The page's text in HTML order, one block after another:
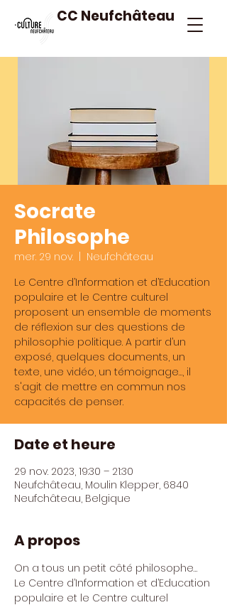
CC Neufchâteau
Socrate
Philosophe
mer. 29 nov.
Neufchâteau
Le Centre d’Information et d’Education
populaire et le Centre culturel
proposent un ensemble de moments
de réflexion sur des questions de
philosophie politique. A partir d’un
exposé, quelques documents, un
texte, une vidéo, un témoignage…, il
s'agit de mettre en commun nos
capacités de penser.
Date et heure
29 nov. 2023, 19:30 – 21:30
Neufchâteau, Moulin Klepper, 6840
Neufchâteau, Belgique
A propos
On a tous un petit côté philosophe…
Le Centre d’Information et d’Education
populaire et le Centre culturel